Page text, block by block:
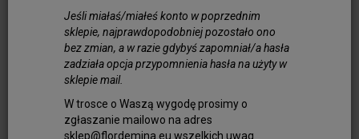
Jeśli miałaś/miałeś konto w poprzednim
sklepie, najprawdopodobniej pozostało ono
bez zmian, a w razie gdybyś zapomniał/a hasła
zadziała opcja przypomnienia hasła na użyty w
sklepie mail.
W trosce o Waszą wygodę prosimy o
zgłaszanie mailowo na adres
sklep@flordemina.eu wszelkich uwag
oprawy w biżuterii codziennego użytku. W
naszej ofercie znajdziesz starannie
wyselekcjonowane kamienie szafir w
różnych kształtach: od szlifowanych
geometryczne kostki czy eleganckie krople.
Jest to doskonała baza do stworzenia